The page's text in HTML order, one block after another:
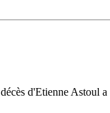
d'Etienne Astoul